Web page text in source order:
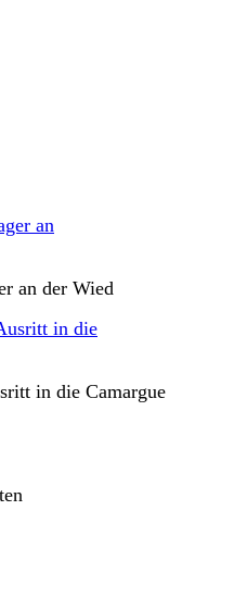
an der Wied
in die Camargue